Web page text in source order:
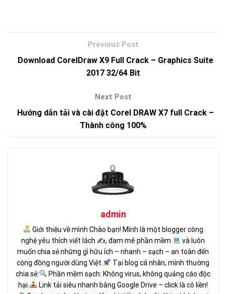
Download CorelDraw X9 Full Crack – Graphics Suite
2017 32/64 Bit
Hướng dẫn tải và cài đặt Corel DRAW X7 full Crack –
Thành công 100%
admin
Giới thiệu về mình Chào bạn! Mình là một blogger công
nghệ yêu thích viết lách ✍, đam mê phần mềm
và luôn
muốn chia sẻ những gì hữu ích – nhanh – sạch – an toàn đến
cộng đồng người dùng Việt.
Tại blog cá nhân, mình thường
chia sẻ:
Phần mềm sạch: Không virus, không quảng cáo độc
hại.
Link tải siêu nhanh bằng Google Drive – click là có liền!